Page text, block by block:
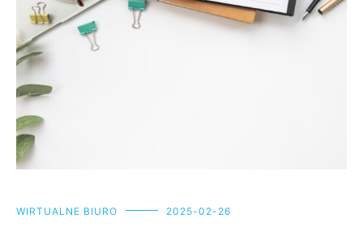
WIRTUALNE BIURO 2025-02-26